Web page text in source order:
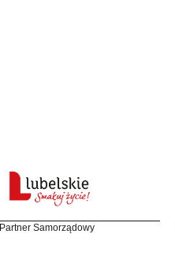
Partner Samorządowy